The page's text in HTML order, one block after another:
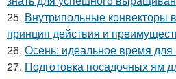
25. Внутрипольные конвекторы
принцип действия и
26. Осень: идеальное время для
27. Подготовка посадочных ям